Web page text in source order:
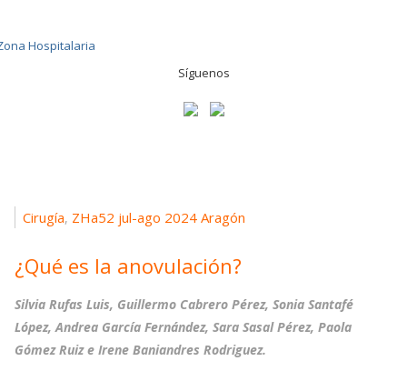
Síguenos
Cirugía, ZHa52 jul-ago 2024 Aragón
¿Qué es la anovulación?
Silvia Rufas Luis, Guillermo Cabrero Pérez, Sonia Santafé
López, Andrea García Fernández, Sara Sasal Pérez, Paola
Gómez Ruiz e Irene Baniandres Rodriguez.